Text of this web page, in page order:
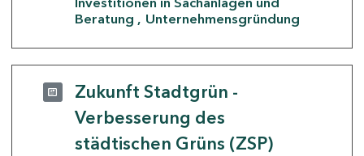
Beratung
Unternehmensgründung
Zukunft Stadtgrün -
Verbesserung des
städtischen Grüns (ZSP)